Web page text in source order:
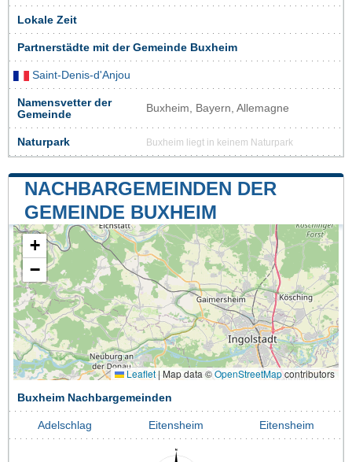
Lokale Zeit
Partnerstädte mit der Gemeinde Buxheim
Saint-Denis-d'Anjou
Namensvetter der
Gemeinde
Buxheim, Bayern, Allemagne
Naturpark Buxheim liegt in keinem Naturpark
NACHBARGEMEINDEN DER
GEMEINDE BUXHEIM
+
−
Leaflet | Map data ©OpenStreetMapcontributors
Buxheim Nachbargemeinden
Adelschlag Eitensheim Eitensheim